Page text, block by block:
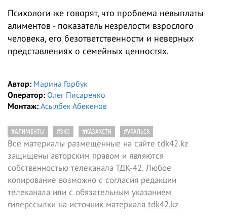
Психологи же говорят, что проблема невыплаты
алиментов - показатель незрелости взрослого
человека, его безответственности и неверных
представлениях о семейных ценностях.
Автор: Марина Горбук
Оператор: Олег Писаренко
Монтаж: Асылбек Абекенов
#АЛИМЕНТЫ #ЗКО #КАЗАХСТН #УРАЛЬСК
Все материалы размещенные на сайте tdk42.kz
защищены авторским правом и являются
собственностью телеканала ТДК-42. Любое
копирование возможно с согласия редакции
телеканала или с обязательным указанием
гиперссылки на источник материала tdk42.kz